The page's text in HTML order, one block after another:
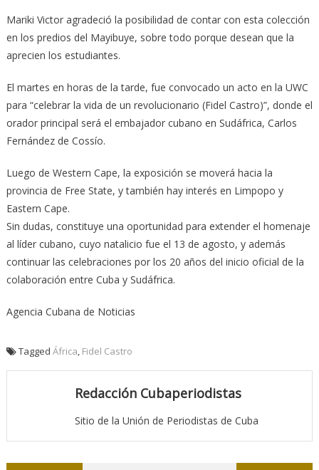
Mariki Victor agradeció la posibilidad de contar con esta colección
en los predios del Mayibuye, sobre todo porque desean que la
aprecien los estudiantes.
El martes en horas de la tarde, fue convocado un acto en la UWC
para “celebrar la vida de un revolucionario (Fidel Castro)”, donde el
orador principal será el embajador cubano en Sudáfrica, Carlos
Fernández de Cossío.
Luego de Western Cape, la exposición se moverá hacia la
provincia de Free State, y también hay interés en Limpopo y
Eastern Cape.
Sin dudas, constituye una oportunidad para extender el homenaje
al líder cubano, cuyo natalicio fue el 13 de agosto, y además
continuar las celebraciones por los 20 años del inicio oficial de la
colaboración entre Cuba y Sudáfrica.
Agencia Cubana de Noticias
Tagged África, Fidel Castro
Redacción Cubaperiodistas
Sitio de la Unión de Periodistas de Cuba